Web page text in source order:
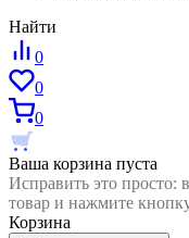
Найти
0
0
0
Ваша корзина пуста
Исправить это просто:
товар и нажмите
Корзина